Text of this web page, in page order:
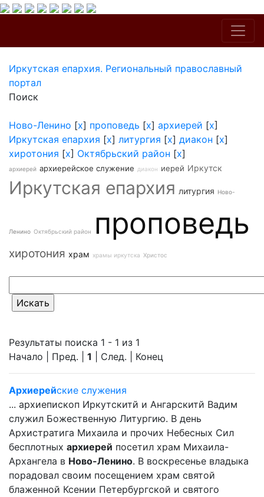
Иркутская епархия. Региональный православный
портал
Поиск
Ново-Ленино [x] проповедь [x] архиерей [x]
Иркутская епархия [x] литургия [x] диакон [x]
хиротония [x] Октябрьский район [x]
архиерей архиерейское служение диакон иерей Иркутск
Иркутская епархия литургия Ново-
Ленино Октябрьский район проповедь
хиротония храм храмы иркутска Христос
Результаты поиска 1 - 1 из 1
Начало | Пред. | 1 | След. | Конец
Архиерейские служения
... архиепископ Иркутскитй и Ангарскитй Вадим
служил Божественную Литургию. В день
Архистратига Михаила и прочих Небесных Сил
бесплотных архиерей посетил храм Михаила-
Архангела в Ново-Ленино. В воскресенье владыка
порадовал своим посещением храм святой
блаженной Ксении Петербургской и святого